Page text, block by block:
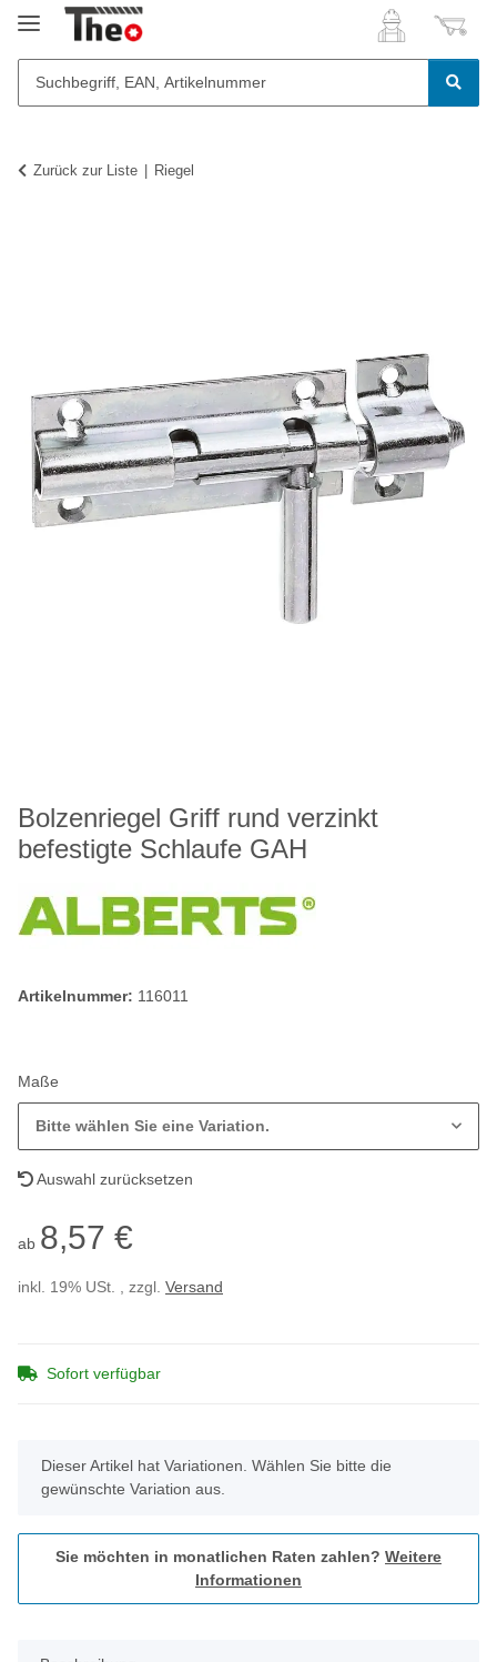
Zurück zur Liste Riegel
Bolzenriegel Griff rund verzinkt
befestigte Schlaufe GAH
Artikelnummer: 116011
Maße
Bitte wählen Sie eine Variation.
Auswahl zurücksetzen
ab 8,57 €
inkl. 19% USt. , zzgl. Versand
Sofort verfügbar
x
Dieser Artikel hat Variationen. Wählen Sie bitte die
gewünschte Variation aus.
Sie möchten in monatlichen Raten zahlen? Weitere
Informationen